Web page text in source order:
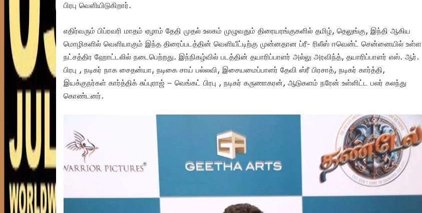
பிரபு வெளியிடுகிறார்.
எதிர்வரும் பிப்ரவரி மாதம் ஏழாம் தேதி முதல் உலகம் முழுவதும் திரையரங்குகளில் தமிழ், தெலுங்கு, இந்தி ஆகிய
மொழிகளில் வெளியாகும் இந்த திரைப்படத்தின் வெளியீட்டிற்கு முன்னதான ப்ரீ- ரிலீஸ் ஈவென்ட் சென்னையில் உள்ள
நட்சத்திர ஹோட்டலில் நடைபெற்றது. இந்நிகழ்வில் படத்தின் தயாரிப்பாளர் அல்லு அரவிந்த், தயாரிப்பாளர் எஸ். ஆர்.
பிரபு , நடிகர் நாக சைதன்யா, நடிகை சாய் பல்லவி, இசையமைப்பாளர் தேவி ஸ்ரீ பிரசாத், நடிகர் கார்த்தி,
இயக்குநர்கள் கார்த்திக் சுப்புராஜ் – வெங்கட் பிரபு , நடிகர் கருணாகரன், ஆடுகளம் நரேன் உள்ளிட்ட பலர் கலந்து
கொண்டனர்.‌